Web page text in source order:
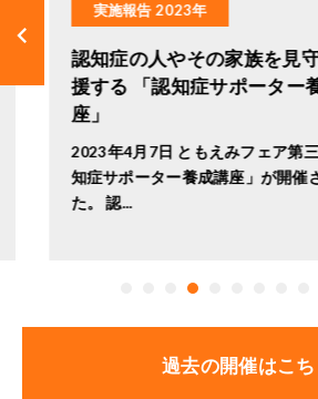
実施報告 2023年
バレンタインに愛を込
2023年2月14日 ともえみフェ
開催されました。 日ごろの感
を込めて...
keyboard_arrow_left
過去の開催はこち